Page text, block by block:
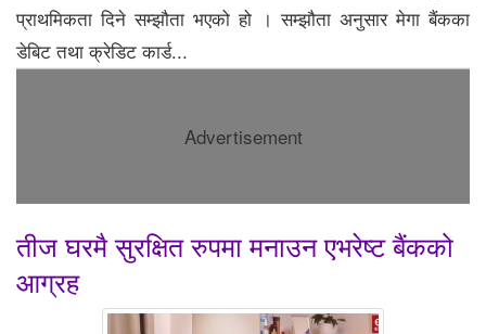
प्राथमिकता दिने सम्झौता भएको हो । सम्झौता अनुसार मेगा बैंकका
डेबिट तथा क्रेडिट कार्ड...
Advertisement
तीज घरमै सुरक्षित रुपमा मनाउन एभरेष्ट बैंकको
आग्रह